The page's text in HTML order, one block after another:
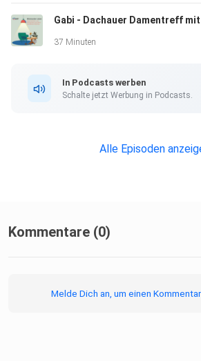
miteinanderleben@lra-dah.bayern.de
37 Minuten
In Podcasts werben
Schalte jetzt Werbung in Podcasts.
Alle Episoden
Kommentare (0)
Melde Dich an, um einen